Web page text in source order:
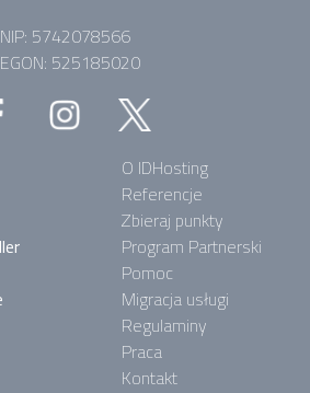
NIP: 5742078566
525185020
O IDHosting
Referencje
Zbieraj punkty
Program Partnerski
Pomoc
Migracja usługi
Regulaminy
Praca
Kontakt